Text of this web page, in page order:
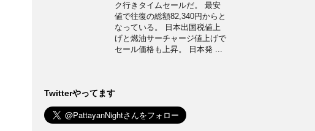
ク行きタイムセールだ。 最安
値で往復の総額82,340円からと
なっている。 日本出国税値上
げと燃油サーチャージ値上げで
セール価格も上昇。 日本発 ...
Twitterやってます